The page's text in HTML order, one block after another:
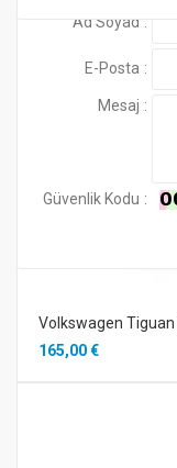
Ad Soyad
E-Posta :
Mesaj :
Güvenlik Kodu :
Volkswagen Tiguan
165,00 €